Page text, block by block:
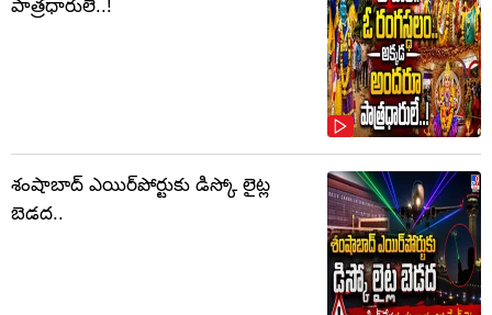
పాత్రధారులే..!
శంషాబాద్ ఎయిర్‌పోర్టుకు డిస్కో లైట్ల
బెడద..